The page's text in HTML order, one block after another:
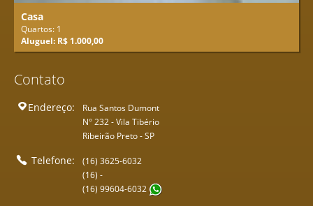
Casa
Quartos: 1
Aluguel: R$ 1.000,00
Contato
Endereço:
Rua Santos Dumont
N° 232 - Vila Tibério
Ribeirão Preto - SP
Telefone:
(16) 3625-6032
(16) -
(16) 99604-6032